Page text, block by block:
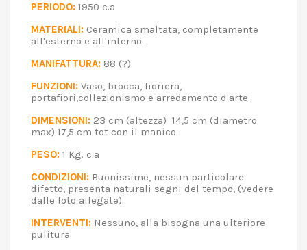
PERIODO: 1950 c.a
MATERIALI: Ceramica smaltata, completamente
all'esterno e all'interno.
MANIFATTURA: 88 (?)
FUNZIONI: Vaso, brocca, fioriera,
portafiori,collezionismo e arredamento d'arte.
DIMENSIONI: 23 cm (altezza) 14,5 cm (diametro
max) 17,5 cm tot con il manico.
PESO: 1 Kg. c.a
CONDIZIONI: Buonissime, nessun particolare
difetto, presenta naturali segni del tempo, (vedere
dalle foto allegate).
INTERVENTI: Nessuno, alla bisogna una ulteriore
pulitura.